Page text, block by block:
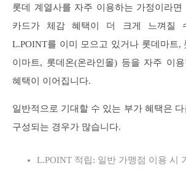
롯데 계열사를 자주 이용하는 가정이라면
카드가 체감 혜택이 더 크게 느껴질
L.POINT를 이미 모으고 있거나 롯데마트,
이마트, 롯데온(온라인몰) 등을 자주 이용
혜택이 이어집니다.
일반적으로 기대할 수 있는 부가 혜택은
구성되는 경우가 많습니다.
L.POINT 적립: 일반 가맹점 이용 시